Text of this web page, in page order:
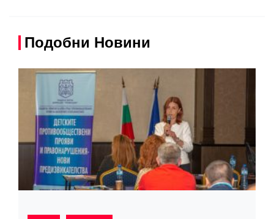
Подобни Новини